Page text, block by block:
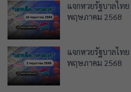
แจกหวยรัฐบาลไท
พฤษภาคม 2568
แจกหวยรัฐบาลไท
พฤษภาคม 2568